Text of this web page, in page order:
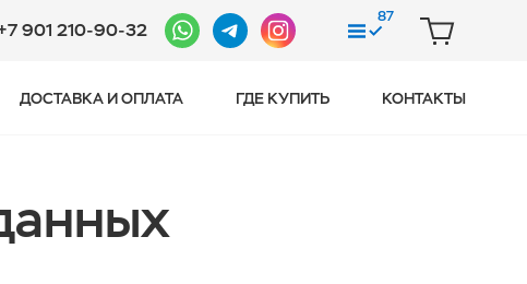
901 210-90-32
87
СРАВНЕНИЕКОРЗИНА
ДОСТАВКА И ОПЛАТА ГДЕ КУПИТЬ КОНТАКТЫ